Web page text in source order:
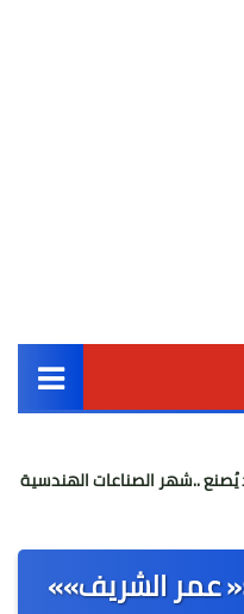
مصرالهندسية : حيث تتحول
عمر الشريف»»